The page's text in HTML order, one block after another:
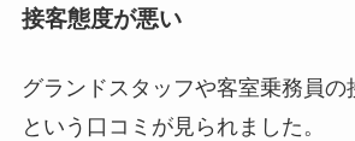
接客態度が悪い
グランドスタッフや客室乗務員の
という口コミが見られました。